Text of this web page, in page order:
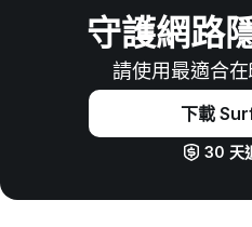
守護網路
請使用最適合
下載
30 天